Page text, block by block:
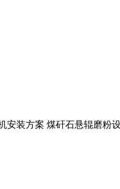
装方案 煤矸石悬辊磨粉